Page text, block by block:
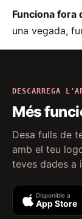
Funciona fora
una vegada,
DESCARREGA
Més
Desa fulls de
amb el teu
teves dades a
Disponible a
App Store